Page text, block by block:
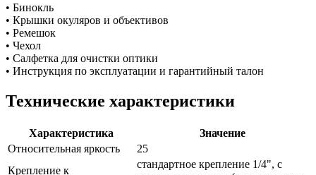
• Бинокль
• Крышки окуляров и объективов
• Ремешок
• Чехол
• Салфетка для очистки оптики
• Инструкция по эксплуатации и гарантийный талон
Технические характеристики
Характеристика
Значение
Относительная яркость
25
Крепление к
стандартное крепление 1/4", с